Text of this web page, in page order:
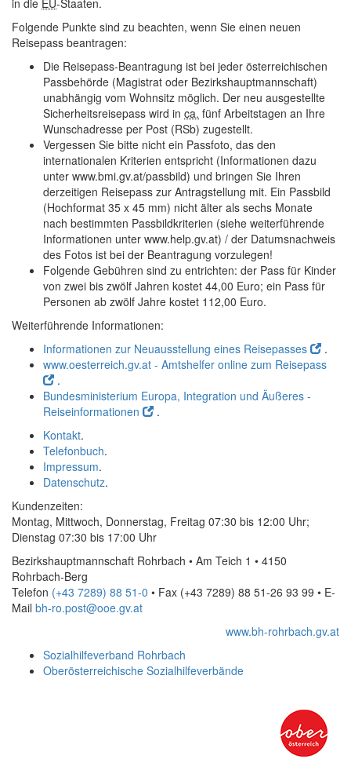
in die EU-Staaten.
Folgende Punkte sind zu beachten, wenn Sie einen neuen
Reisepass beantragen:
Die Reisepass-Beantragung ist bei jeder österreichischen
Passbehörde (Magistrat oder Bezirkshauptmannschaft)
unabhängig vom Wohnsitz möglich. Der neu ausgestellte
Sicherheitsreisepass wird in ca. fünf Arbeitstagen an Ihre
Wunschadresse per Post (RSb) zugestellt.
Vergessen Sie bitte nicht ein Passfoto, das den
internationalen Kriterien entspricht (Informationen dazu
unter www.bmi.gv.at/passbild) und bringen Sie Ihren
derzeitigen Reisepass zur Antragstellung mit. Ein Passbild
(Hochformat 35 x 45 mm) nicht älter als sechs Monate
nach bestimmten Passbildkriterien (siehe weiterführende
Informationen unter www.help.gv.at) / der Datumsnachweis
des Fotos ist bei der Beantragung vorzulegen!
Folgende Gebühren sind zu entrichten: der Pass für Kinder
von zwei bis zwölf Jahren kostet 44,00 Euro; ein Pass für
Personen ab zwölf Jahre kostet 112,00 Euro.
Weiterführende Informationen:
Informationen zur Neuausstellung eines Reisepasses
.
www.oesterreich.gv.at - Amtshelfer online zum Reisepass
.
Bundesministerium Europa, Integration und Äußeres -
Reiseinformationen
.
Kontakt.
Telefonbuch.
Impressum.
Datenschutz.
Kundenzeiten:
Montag, Mittwoch, Donnerstag, Freitag 07:30 bis 12:00 Uhr;
Dienstag 07:30 bis 17:00 Uhr
Bezirkshauptmannschaft Rohrbach • Am Teich 1 • 4150
Rohrbach-Berg
Telefon (+43 7289) 88 51-0 • Fax (+43 7289) 88 51-26 93 99 • E-
Mail bh-ro.post@ooe.gv.at
www.bh-rohrbach.gv.at
Sozialhilfeverband Rohrbach
Oberösterreichische Sozialhilfeverbände